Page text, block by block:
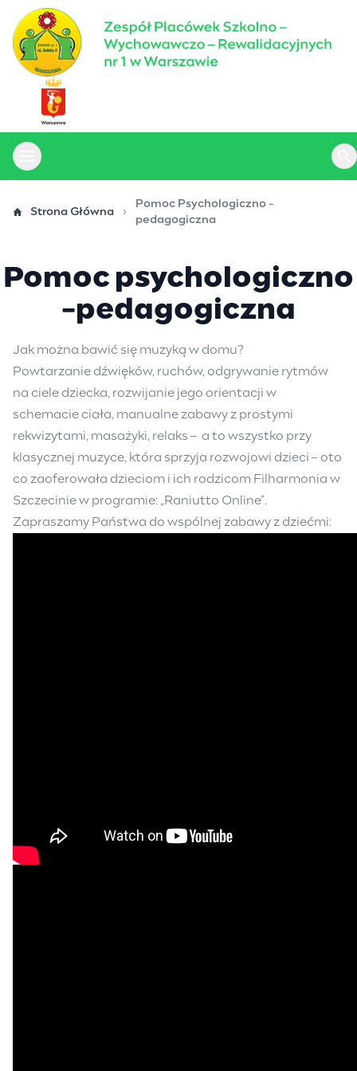
Przejdź
do
treści
Otwórz menu główne
Strona Główna
Pomoc Psychologiczno -
pedagogiczna
Pomoc psychologiczno
-pedagogiczna
Jak można bawić się muzyką w domu?
Powtarzanie dźwięków, ruchów, odgrywanie rytmów
na ciele dziecka, rozwijanie jego orientacji w
schemacie ciała, manualne zabawy z prostymi
rekwizytami, masażyki, relaks – a to wszystko przy
klasycznej muzyce, która sprzyja rozwojowi dzieci – oto
co zaoferowała dzieciom i ich rodzicom Filharmonia w
Szczecinie w programie: „Raniutto Online”.
Zapraszamy Państwa do wspólnej zabawy z dziećmi: